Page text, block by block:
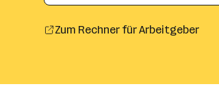
Zum Rechner für Arbeitgeber